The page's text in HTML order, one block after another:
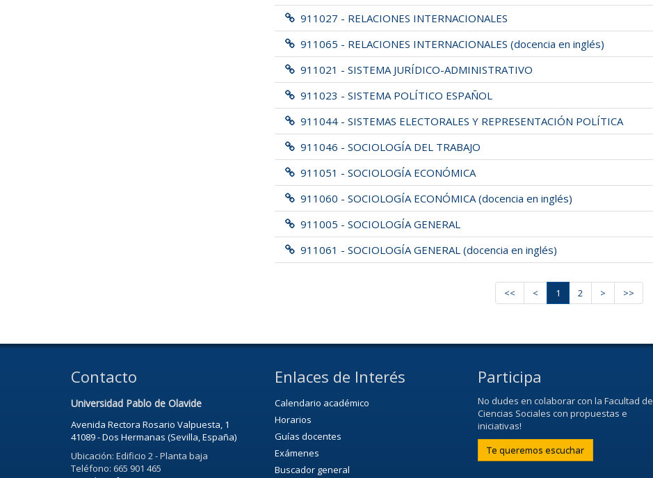
911027 - RELACIONES INTERNACIONALES
911065 - RELACIONES INTERNACIONALES (docencia en inglés)
911021 - SISTEMA JURÍDICO-ADMINISTRATIVO
911023 - SISTEMA POLÍTICO ESPAÑOL
911044 - SISTEMAS ELECTORALES Y REPRESENTACIÓN POLÍTICA
911046 - SOCIOLOGÍA DEL TRABAJO
911051 - SOCIOLOGÍA ECONÓMICA
911060 - SOCIOLOGÍA ECONÓMICA (docencia en inglés)
911005 - SOCIOLOGÍA GENERAL
911061 - SOCIOLOGÍA GENERAL (docencia en inglés)
<< < 1 2 > >>
Contacto
Universidad Pablo de Olavide
Avenida Rectora Rosario Valpuesta, 1
41089 - Dos Hermanas (Sevilla, España)
Ubicación: Edificio 2 - Planta baja
Teléfono: 665 901 465
Enlaces de Interés
Calendario académico
Horarios
Guías docentes
Exámenes
Buscador general
Participa
No dudes en colaborar con la Facultad de
Ciencias Sociales con propuestas e
iniciativas!
Te queremos escuchar